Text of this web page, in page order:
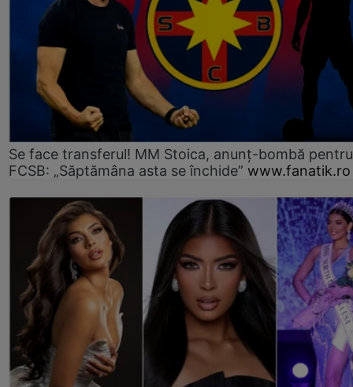
Se face transferul! MM Stoica, anunț-bombă
FCSB: „Săptămâna asta se închide” www.fanatik.ro